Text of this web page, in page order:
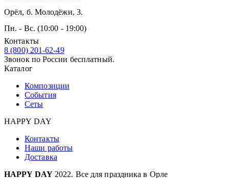
Орёл, б. Молодёжи, 3.
Пн. - Вс. (10:00 - 19:00)
Контакты
8 (800) 201-62-49
Звонок по России бесплатный.
Каталог
Композиции
События
Сеты
HAPPY DAY
Контакты
Наши работы
Доставка
HAPPY DAY 2022. Все для праздника в Орле